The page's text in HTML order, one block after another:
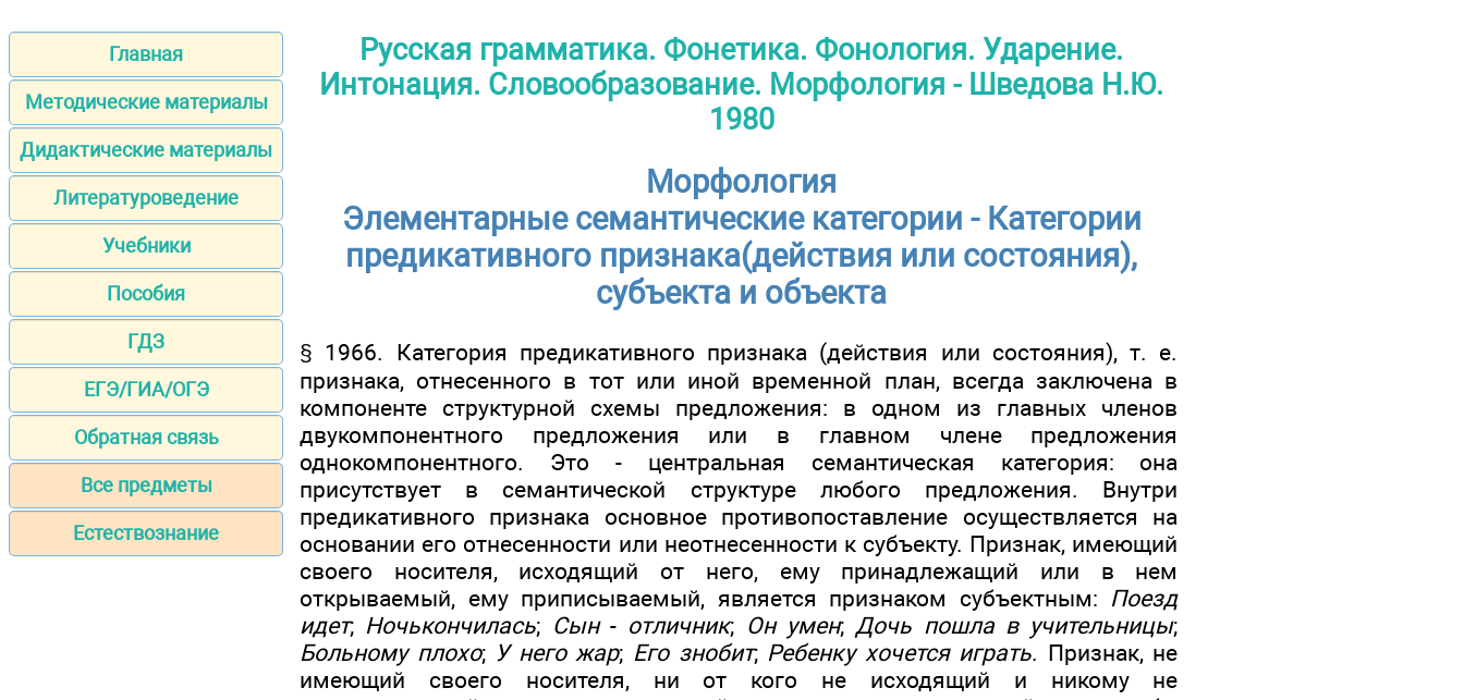
Главная
Методические материалы
Дидактические материалы
Литературоведение
Учебники
Пособия
ГДЗ
ЕГЭ/ГИА/ОГЭ
Обратная связь
Все предметы
Естествознание
Русская грамматика. Фонетика. Фонология. Ударение.
Интонация. Словообразование. Морфология - Шведова Н.Ю.
1980
Морфология
Элементарные семантические категории - Категории
предикативного признака(действия или состояния),
субъекта и объекта
§ 1966. Категория предикативного признака (действия или состояния), т. е.
признака, отнесенного в тот или иной временной план, всегда заключена в
компоненте структурной схемы предложения: в одном из главных членов
двукомпонентного предложения или в главном члене предложения
однокомпонентного. Это - центральная семантическая категория: она
присутствует в семантической структуре любого предложения. Внутри
предикативного признака основное противопоставление осуществляется на
основании его отнесенности или неотнесенности к субъекту. Признак, имеющий
своего носителя, исходящий от него, ему принадлежащий или в нем
открываемый, ему приписываемый, является признаком субъектным: Поезд
идет; Ночькончилась; Сын- отличник; Он умен;Дочь пошла в учительницы;
Больному плохо; У него жар; Его знобит; Ребенку хочется играть. Признак, не
имеющий своего носителя, ни от кого не исходящий и никому не